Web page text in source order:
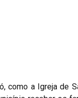
como a Igreja de